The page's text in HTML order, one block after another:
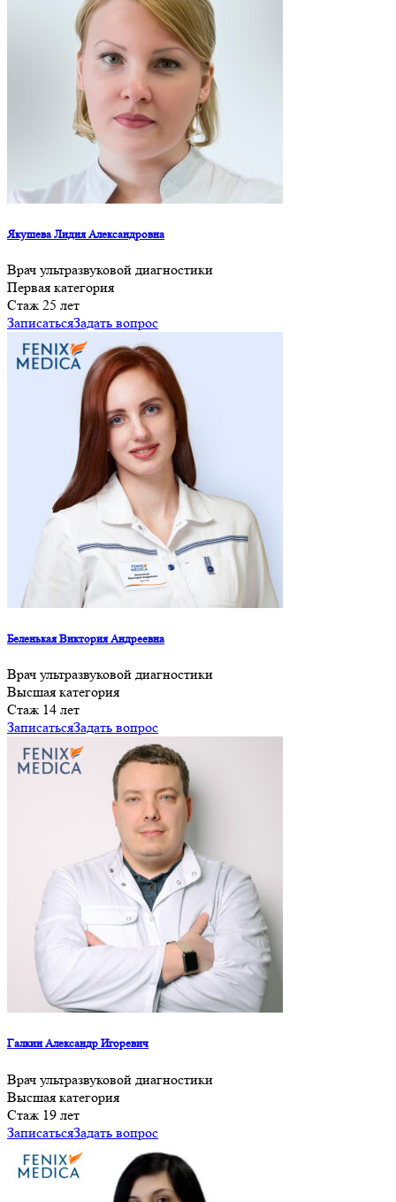
Якушева Лидия Александровна
Врач ультразвуковой диагностики
Первая категория
Cтаж 25 лет
ЗаписатьсяЗадать вопрос
Беленькая Виктория Андреевна
Врач ультразвуковой диагностики
Высшая категория
Cтаж 14 лет
ЗаписатьсяЗадать вопрос
Галкин Александр Игоревич
Врач ультразвуковой диагностики
Высшая категория
Cтаж 19 лет
ЗаписатьсяЗадать вопрос